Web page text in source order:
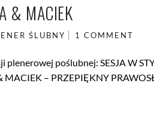
& MACIEK
ŚLUBNY 1 COMMENT
plenerowej poślubnej: SESJA W
MACIEK – PRZEPIĘKNY